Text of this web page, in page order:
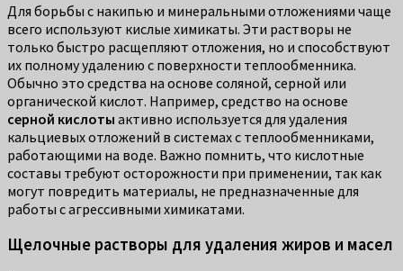
Для борьбы с накипью и минеральными отложениями чаще
всего используют кислые химикаты. Эти растворы не
только быстро расщепляют отложения, но и способствуют
их полному удалению с поверхности теплообменника.
Обычно это средства на основе соляной, серной или
органической кислот. Например, средство на основе
серной кислоты активно используется для удаления
кальциевых отложений в системах с теплообменниками,
работающими на воде. Важно помнить, что кислотные
составы требуют осторожности при применении, так как
могут повредить материалы, не предназначенные для
работы с агрессивными химикатами.
Щелочные растворы для удаления жиров и масел